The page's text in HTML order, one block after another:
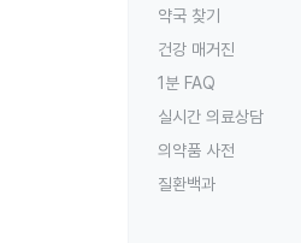
약국 찾기
건강 매거진
1분 FAQ
실시간 의료상담
의약품 사전
질환백과